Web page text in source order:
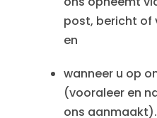
post, bericht of
en
wanneer u op
(vooraleer en
ons aanmaakt).